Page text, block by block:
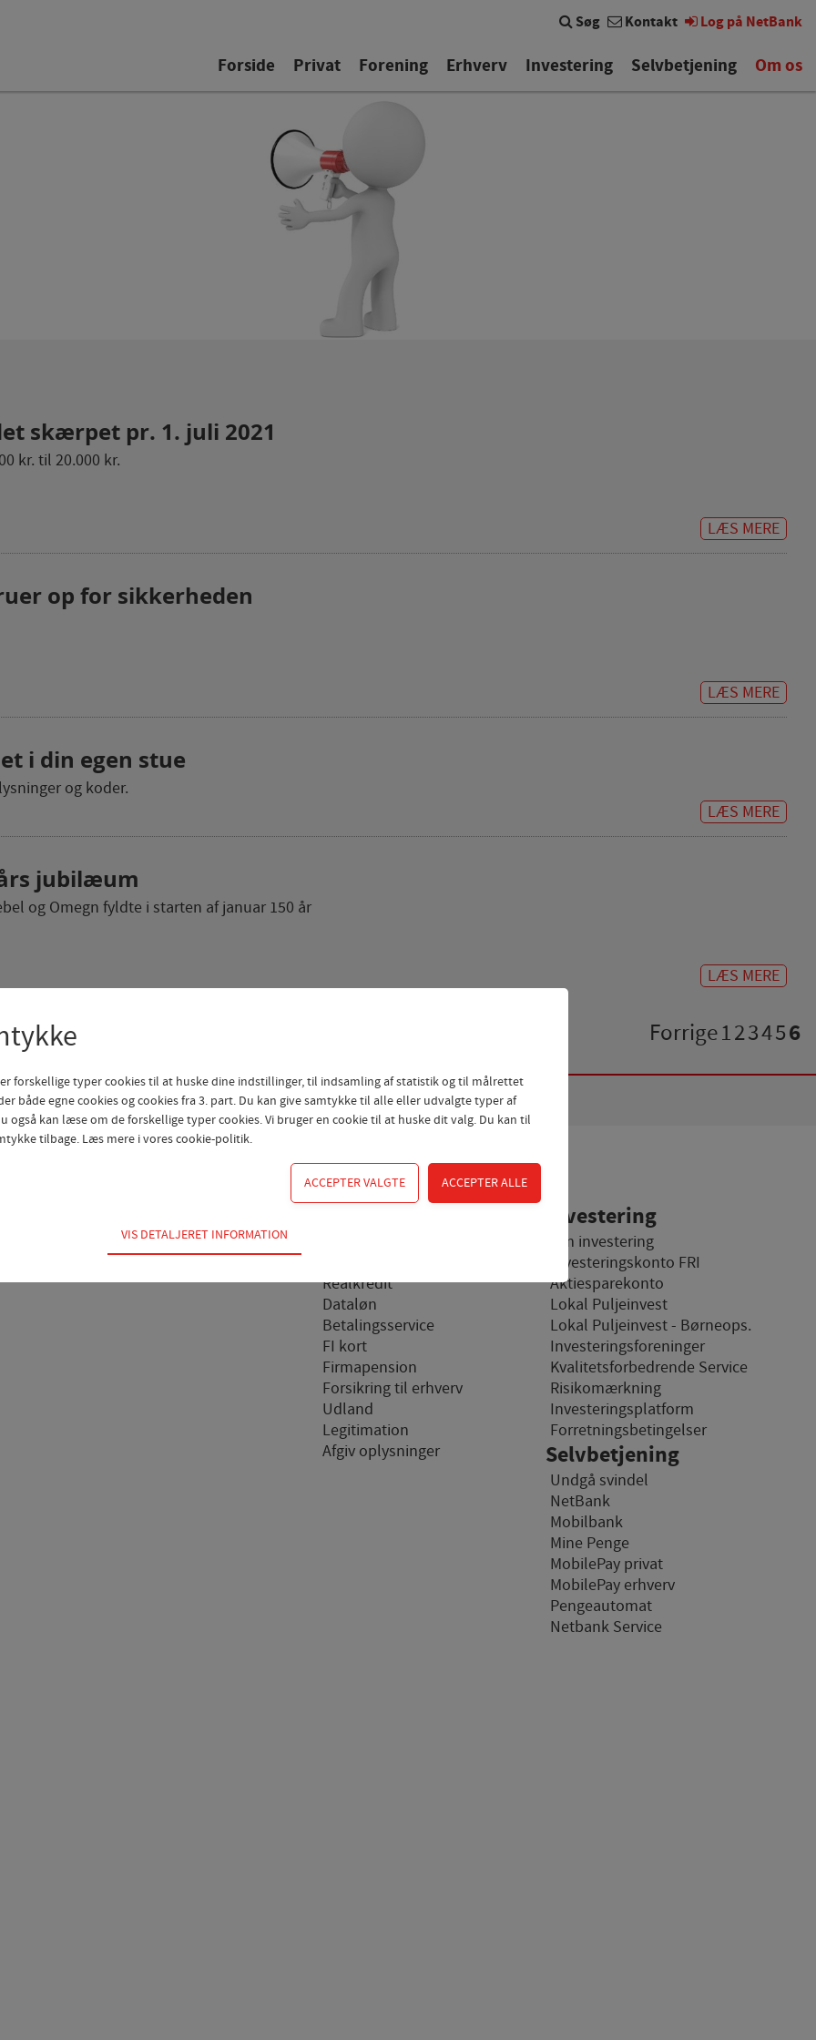
Kontakt Log på NetBank
Søg
Forside Privat Forening Erhverv Investering Selvbetjening Om os
skærpet pr. 1. juli 2021
kr. til 20.000 kr.
LÆS MERE
op for sikkerheden
LÆS MERE
i din egen stue
og koder.
LÆS MERE
jubilæum
og Omegn fyldte i starten af januar 150 år
LÆS MERE
Forrige123456
Realkredit
Dataløn
Betalingsservice
FI kort
Firmapension
Forsikring til erhverv
Udland
Legitimation
Afgiv oplysninger
Investering
Om investering
Investeringskonto FRI
Aktiesparekonto
Lokal Puljeinvest
Lokal Puljeinvest - Børneops.
Investeringsforeninger
Kvalitetsforbedrende Service
Risikomærkning
Investeringsplatform
Forretningsbetingelser
Selvbetjening
Undgå svindel
NetBank
Mobilbank
Mine Penge
MobilePay privat
MobilePay erhverv
Pengeautomat
Netbank Service
forskellige typer cookies til at huske dine indstillinger, til indsamling af statistik og til målrettet
både egne cookies og cookies fra 3. part. Du kan give samtykke til alle eller udvalgte typer af
også kan læse om de forskellige typer cookies. Vi bruger en cookie til at huske dit valg. Du kan til
tilbage. Læs mere ivores cookie-politik.
for hjemmesidens grundlæggende funktioner som fx navigation, adgangskontrol samt
at optimere design, brugervenlighed og effektiviteten af en hjemmeside. Fx ved at indsamle
og hvordan hjemmesiden bruges.
(tracking-cookies) indsamler brugerens digitale fodspor på tværs af flere hjemmesider og
interesserer sig for/søger på for at kunne personalisere indholdet på en hjemmeside - dvs. vise
for den enkelte bruger.
cookies) indsamler brugerens digitale fodspor på tværs af flere hjemmesider og registrerer,
VIS DETALJERET INFORMATION